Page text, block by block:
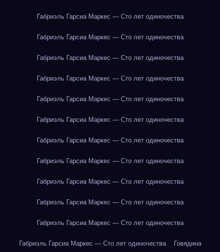
Габриэль Гарсиа Маркес — Сто лет одиночества
Габриэль Гарсиа Маркес — Сто лет одиночества
Габриэль Гарсиа Маркес — Сто лет одиночества
Габриэль Гарсиа Маркес — Сто лет одиночества
Габриэль Гарсиа Маркес — Сто лет одиночества
Габриэль Гарсиа Маркес — Сто лет одиночества
Габриэль Гарсиа Маркес — Сто лет одиночества
Габриэль Гарсиа Маркес — Сто лет одиночества
Габриэль Гарсиа Маркес — Сто лет одиночества
Габриэль Гарсиа Маркес — Сто лет одиночества
Габриэль Гарсиа Маркес — Сто лет одиночества
Габриэль Гарсиа Маркес — Сто лет одиночества Говядина